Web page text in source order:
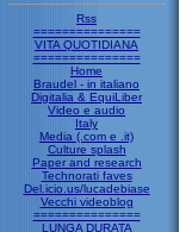
Rss
===============
VITA QUOTIDIANA
===============
Home
Braudel - in italiano
Digitalia & EquiLiber
Video e audio
Italy
Media (.com e .it)
Culture splash
Paper and research
Technorati faves
Del.icio.us/lucadebiase
Vecchi videoblog
===============
LUNGA DURATA